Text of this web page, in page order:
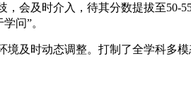
会及时介入，待其分数提拔至50-
问”。
及时动态调整。打制了全学科多模